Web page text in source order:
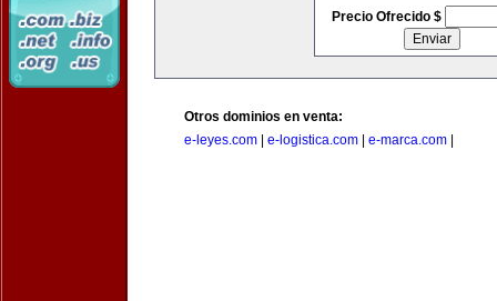
Precio Ofrecido $
Otros dominios en venta:
e-leyes.com
e-logistica.com e-marca.com